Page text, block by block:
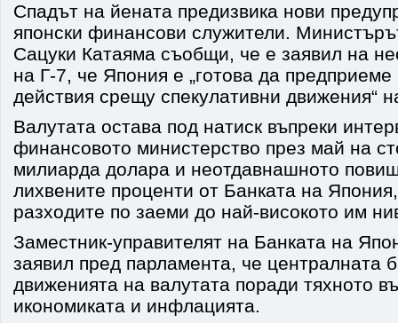
Спадът на йената предизвика нови
японски финансови служители.
Сацуки Катаяма съобщи, че е заявил на
на Г-7, че Япония е „готова да
действия срещу спекулативни движения“
Валутата остава под натиск въпреки
финансовото министерство през май на
милиарда долара и неотдавнашното
лихвените проценти от Банката на
разходите по заеми до най-високото им
Заместник-управителят на Банката на
заявил пред парламента, че централната
движенията на валутата поради тяхното
икономиката и инфлацията.